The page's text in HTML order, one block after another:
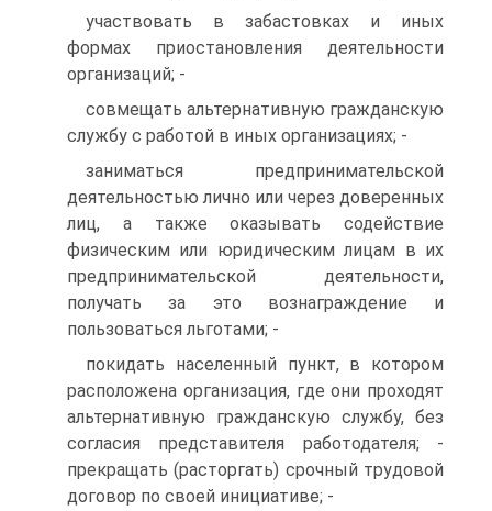
участвовать в забастовках и иных
формах приостановления деятельности
организаций; -
совмещать альтернативную гражданскую
службу с работой в иных организациях; -
заниматься предпринимательской
деятельностью лично или через доверенных
лиц, а также оказывать содействие
физическим или юридическим лицам в их
предпринимательской деятельности,
получать за это вознаграждение и
пользоваться льготами; -
покидать населенный пункт, в котором
расположена организация, где они проходят
альтернативную гражданскую службу, без
согласия представителя работодателя; -
прекращать (расторгать) срочный трудовой
договор по своей инициативе; -